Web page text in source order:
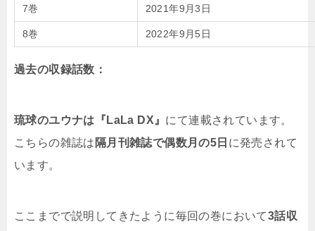
7巻 2021年9月3日
8巻 2022年9月5日
過去の収録話数：
琉球のユウナは『LaLa DX』 にて連載されています。
こちらの雑誌は 隔月刊雑誌で偶数月の5日 に発売されて
います。
ここまでで説明してきたように毎回の巻において3話収